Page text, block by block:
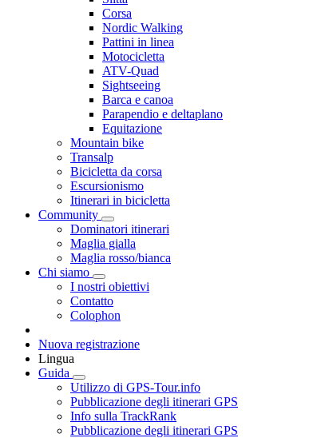
Corsa
Nordic Walking
Pattini in linea
Motocicletta
ATV-Quad
Sightseeing
Barca e canoa
Parapendio e deltaplano
Equitazione
Mountain bike
Transalp
Bicicletta da corsa
Escursionismo
Itinerari in bicicletta
Community
Dominatori itinerari
Maglia gialla
Maglia rosso/bianca
Chi siamo
I nostri obiettivi
Contatto
Colophon
Nuova registrazione
Lingua
Guida
Utilizzo di GPS-Tour.info
Pubblicazione degli itinerari GPS
Info sulla TrackRank
Pubblicazione degli itinerari GPS